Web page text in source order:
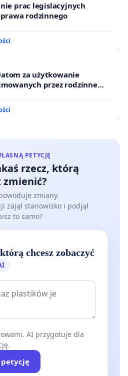
prac legislacyjnych
rodzinnego
za użytkowanie
przez rodzinne
PETYCJĘ
rzecz, którą
zmiany.
zajął stanowisko i podjął
to samo?
chcesz zobaczyć
AI przygotuje dla